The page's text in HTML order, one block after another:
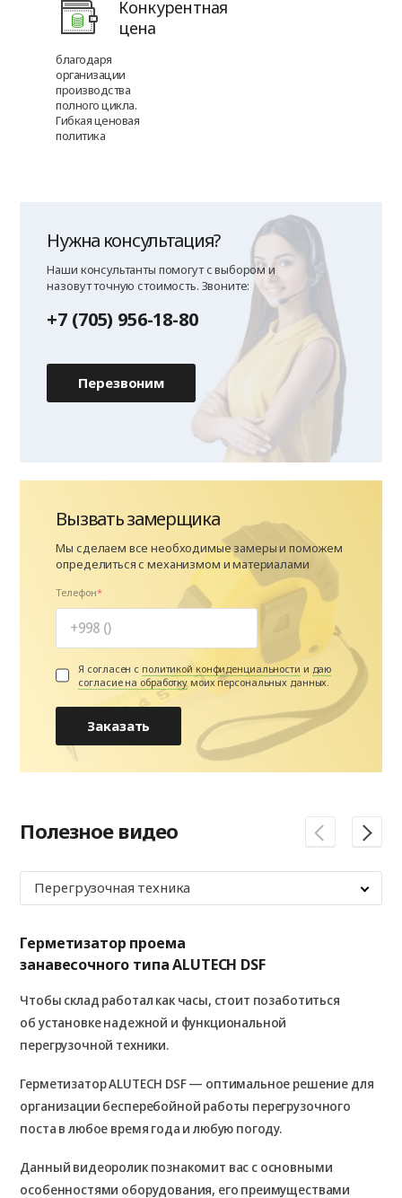
Конкурентная
цена
благодаря
организации
производства
полного цикла.
Гибкая ценовая
политика
Нужна консультация?
Наши консультанты помогут с выбором и
назовут точную стоимость. Звоните:
+7 (705) 956-18-80
Перезвоним
Вызвать замерщика
Мы сделаем все необходимые замеры и поможем
определиться с механизмом и материалами
Телефон
Я согласен с политикой конфиденциальности и даю
согласие на обработку моих персональных данных.
Заказать
Полезное видео
Перегрузочная техника
Герметизатор проема
занавесочного типа ALUTECH DSF
Чтобы склад работал как часы, стоит позаботиться
об установке надежной и функциональной
перегрузочной техники.
Герметизатор ALUTECH DSF — оптимальное решение для
организации бесперебойной работы перегрузочного
поста в любое время года и любую погоду.
Данный видеоролик познакомит вас с основными
особенностями оборудования, его преимуществами